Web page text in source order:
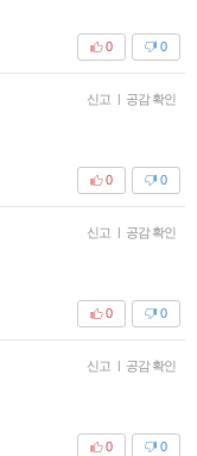
0
0
신고 | 공감 확인
0
0
신고 | 공감 확인
0
0
신고 | 공감 확인
0
0